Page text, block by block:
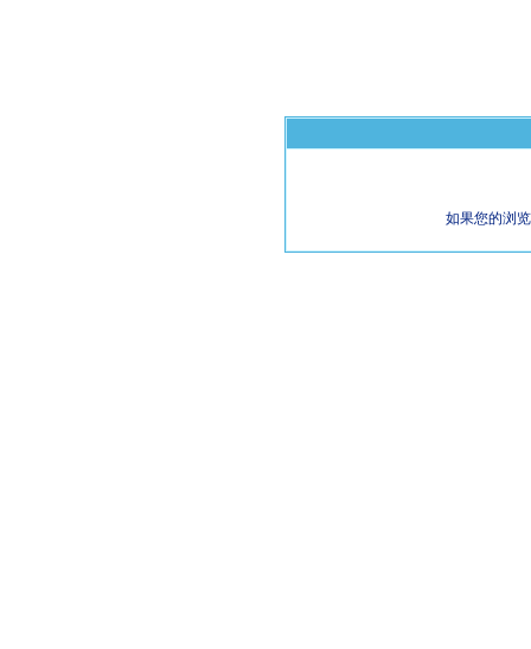
如果您的浏